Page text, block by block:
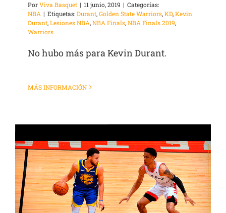
PorViva Basquet | 11 junio, 2019 | Categorías:
NBA | Etiquetas:Durant,Golden State Warriors,KD,Kevin
Durant,Lesiones NBA,NBA Finals,NBA Finals 2019,
Warriors
No hubo más para Kevin Durant.
MÁS INFORMACIÓN